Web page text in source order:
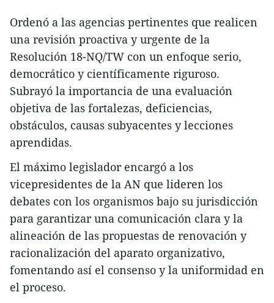
Ordenó a las agencias pertinentes que realicen
una revisión proactiva y urgente de la
Resolución 18-NQ/TW con un enfoque serio,
democrático y científicamente riguroso.
Subrayó la importancia de una evaluación
objetiva de las fortalezas, deficiencias,
obstáculos, causas subyacentes y lecciones
aprendidas.
El máximo legislador encargó a los
vicepresidentes de la AN que lideren los
debates con los organismos bajo su jurisdicción
para garantizar una comunicación clara y la
alineación de las propuestas de renovación y
racionalización del aparato organizativo,
fomentando así el consenso y la uniformidad en
el proceso.